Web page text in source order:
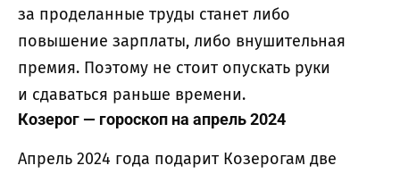
за проделанные труды станет либо
повышение зарплаты, либо внушительная
премия. Поэтому не стоит опускать руки
и сдаваться раньше времени.
Козерог — гороскоп на апрель 2024
Апрель 2024 года подарит Козерогам две